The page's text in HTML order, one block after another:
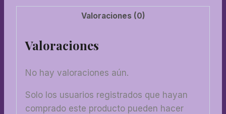
Valoraciones (0)
Valoraciones
No hay valoraciones aún.
Solo los usuarios registrados que hayan
comprado este producto pueden hacer